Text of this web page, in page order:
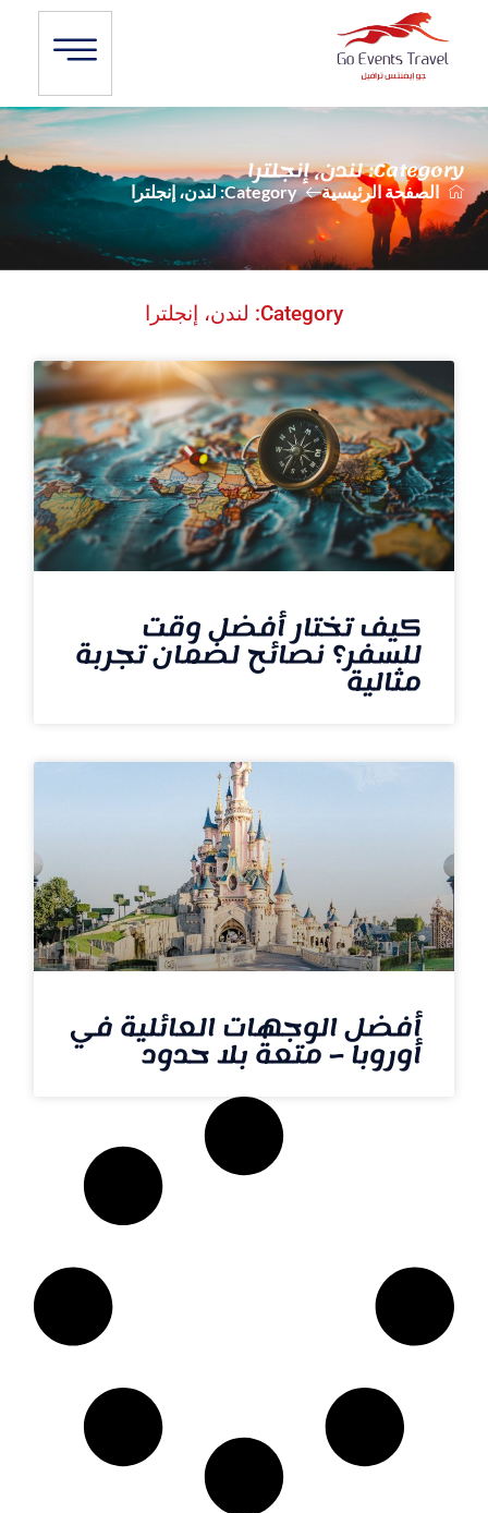
Category: لندن، إنجلترا
الصفحة الرئيسية Category: لندن، إنجلترا
Category: لندن، إنجلترا
كيف تختار أفضل وقت
للسفر؟ نصائح لضمان تجربة
مثالية
أفضل الوجهات العائلية في
أوروبا – متعة بلا حدود